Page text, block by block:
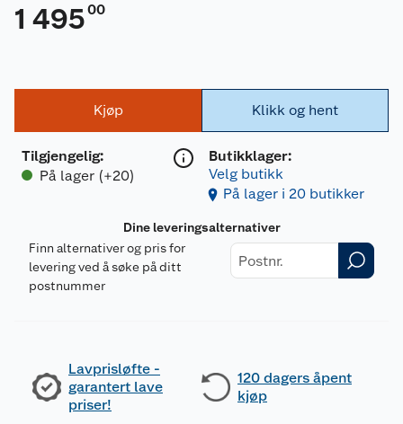
1 49500
Kjøp
Tilgjengelig:
På lager (+20)
Klikk og hent
Butikklager:
Velg butikk
På lager i 20 butikker
Dine leveringsalternativer
Finn alternativer og pris for
levering ved å søke på ditt
postnummer
Lavprisløfte -
garantert lave
priser!
120 dagers åpent
kjøp